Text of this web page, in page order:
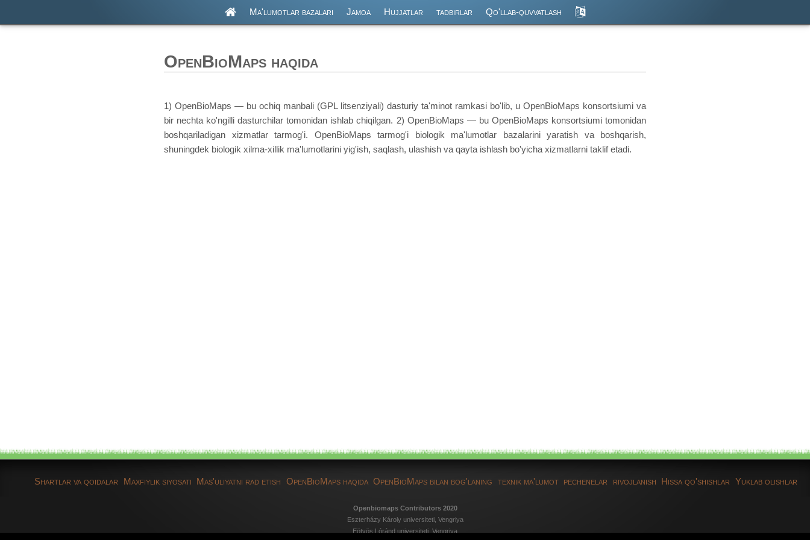
Ma'lumotlar bazalari Jamoa Hujjatlar tadbirlar Qo'llab-quvvatlash
OpenBioMaps haqida
1) OpenBioMaps — bu ochiq manbali (GPL litsenziyali) dasturiy ta'minot ramkasi bo'lib, u OpenBioMaps konsortsiumi va
bir nechta ko'ngilli dasturchilar tomonidan ishlab chiqilgan. 2) OpenBioMaps — bu OpenBioMaps konsortsiumi tomonidan
boshqariladigan xizmatlar tarmog'i. OpenBioMaps tarmog'i biologik ma'lumotlar bazalarini yaratish va boshqarish,
shuningdek biologik xilma-xillik ma'lumotlarini yig'ish, saqlash, ulashish va qayta ishlash bo'yicha xizmatlarni taklif etadi.
Shartlar va qoidalar Maxfiylik siyosati Mas'uliyatni rad etish OpenBioMaps haqida OpenBioMaps bilan bog'laning texnik ma'lumot pechenelar rivojlanish Hissa qo'shishlar Yuklab olishlar
Openbiomaps Contributors 2020
Eszterházy Károly universiteti, Vengriya
Eötvös Lóránd universiteti, Vengriya